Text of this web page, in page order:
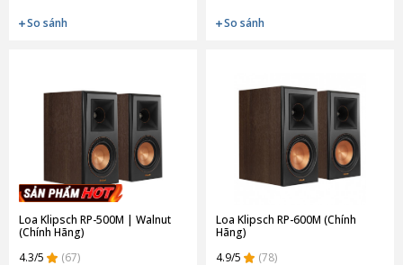
So sánh So sánh
Loa Klipsch RP-500M | Walnut
(Chính Hãng)
4.3/5
(67)
Loa Klipsch RP-600M (Chính
Hãng)
4.9/5
(78)